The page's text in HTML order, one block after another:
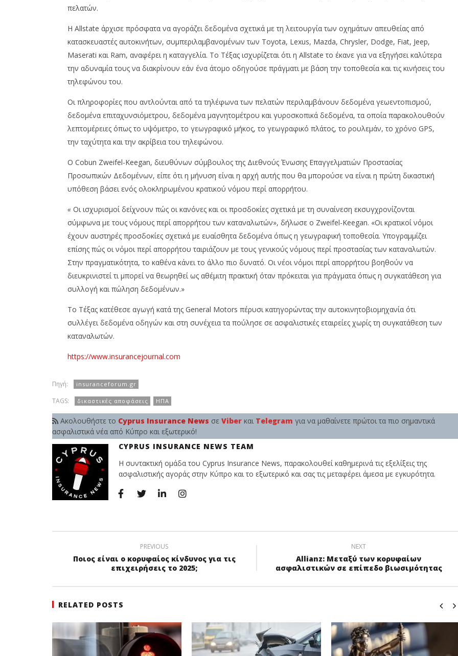
πελατών.
Η Allstate άρχισε πρόσφατα να αγοράζει δεδομένα σχετικά με τη λειτουργία των οχημάτων απευθείας από
κατασκευαστές αυτοκινήτων, συμπεριλαμβανομένων των Toyota, Lexus, Mazda, Chrysler, Dodge, Fiat, Jeep,
Maserati και Ram, αναφέρει η καταγγελία. Το Τέξας ισχυρίζεται ότι η Allstate το έκανε για να εξηγήσει καλύτερα
την αδυναμία τους να διακρίνουν εάν ένα άτομο οδηγούσε πράγματι με βάση την τοποθεσία και τις κινήσεις του
τηλεφώνου του.
Οι πληροφορίες που αντλούνται από τα τηλέφωνα των πελατών περιλαμβάνουν δεδομένα γεωεντοπισμού,
δεδομένα επιταχυνσιόμετρου, δεδομένα μαγνητομέτρου και γυροσκοπικά δεδομένα, τα οποία παρακολουθούν
λεπτομέρειες όπως το υψόμετρο, το γεωγραφικό μήκος, το γεωγραφικό πλάτος, το ρουλεμάν, το χρόνο GPS,
την ταχύτητα και την ακρίβεια του τηλεφώνου.
Ο Cobun Zweifel-Keegan, διευθύνων σύμβουλος της Διεθνούς Ένωσης Επαγγελματιών Προστασίας
Προσωπικών Δεδομένων, είπε ότι η μήνυση είναι η αρχή αυτής που θα μπορούσε να είναι η πρώτη δικαστική
υπόθεση βάσει ενός ολοκληρωμένου κρατικού νόμου περί απορρήτου.
«Οι ισχυρισμοί δείχνουν πώς οι κανόνες και οι προσδοκίες σχετικά με τη συναίνεση εκσυγχρονίζονται
σύμφωνα με τους νόμους περί απορρήτου των καταναλωτών», δήλωσε ο Zweifel-Keegan. «Οι κρατικοί νόμοι
έχουν αυστηρές προσδοκίες σχετικά με ευαίσθητα δεδομένα όπως η γεωγραφική τοποθεσία. Υπογραμμίζει
επίσης πώς οι νόμοι περί απορρήτου ταιριάζουν με τους γενικούς νόμους περί προστασίας των καταναλωτών.
Στην πραγματικότητα, το καθένα κάνει το άλλο πιο δυνατό. Οι νέοι νόμοι περί απορρήτου βοηθούν να
διευκρινιστεί τι μπορεί να θεωρηθεί ως αθέμιτη πρακτική όταν πρόκειται για πράγματα όπως η συγκατάθεση για
συλλογή και πώληση δεδομένων.»
Το Τέξας κατέθεσε αγωγή κατά της General Motors πέρυσι κατηγορώντας την αυτοκινητοβιομηχανία ότι
συλλέγει δεδομένα οδηγών και στη συνέχεια τα πούλησε σε ασφαλιστικές εταιρείες χωρίς τη συγκατάθεση των
καταναλωτών.
https://www.insurancejournal.com
Πηγή: insuranceforum.gr
TAGS: δικαστικές αποφάσεις ΗΠΑ
Ακολουθήστε το Cyprus Insurance News σε Viberκαι Telegram για να μαθαίνετε πρώτοι τα πιο σημαντικά
ασφαλιστικά νέα από Κύπρο και εξωτερικό!
CYPRUS INSURANCE NEWS TEAM
Η συντακτική ομάδα του Cyprus Insurance News, παρακολουθεί καθημερινά τις εξελίξεις της
ασφαλιστικής αγοράς στην Κύπρο και το εξωτερικό και σας τις μεταφέρει άμεσα με εγκυρότητα.
PREVIOUS
Ποιος είναι ο κορυφαίος κίνδυνος για τις
επιχειρήσεις το 2025;
NEXT
Allianz: Μεταξύ των κορυφαίων
ασφαλιστικών σε επίπεδο βιωσιμότητας
RELATED POSTS